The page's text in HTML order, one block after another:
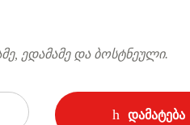
ედამამე და ბოსტნეული.
დამატება